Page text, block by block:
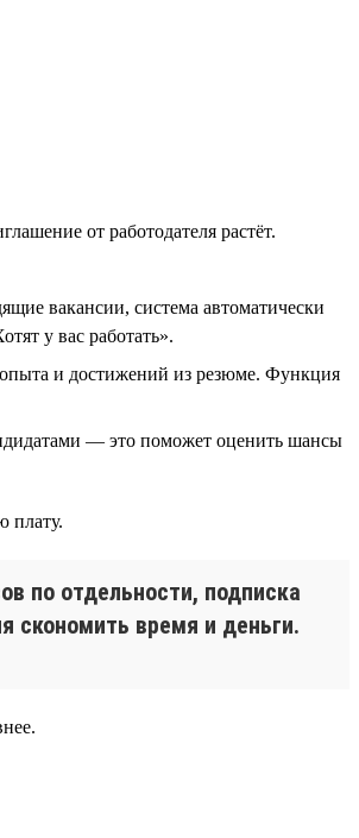
от работодателя растёт.
вакансии, система автоматически
у вас работать».
и достижений из резюме. Функция
— это поможет оценить шансы
плату.
по отдельности, подписка
скономить время и деньги.